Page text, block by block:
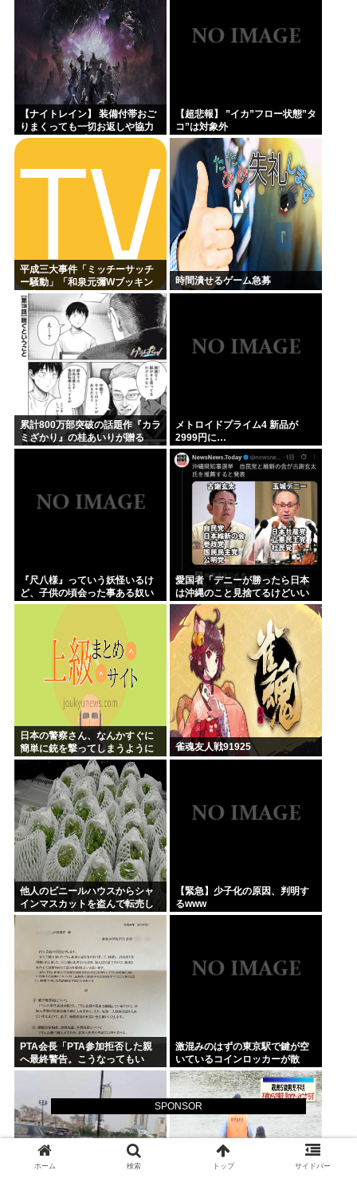
SPONSOR
【ナイトレイン】 装備付帯おご
りまくっても一切お返しや協力
する気がないプレイヤーいるけ
【超悲報】 ”イカ”フロー状態”タ
コ”は対象外
平成三大事件「ミッチーサッチ
ー騒動」「和泉元彌Wブッキン
グ事件」あとひとつは？
時間潰せるゲーム急募
累計800万部突破の話題作『カラ
ミざかり』の桂あいりが贈る
NTRラブコメ「グラぱら
メトロイドプライム4 新品が
2999円に…
『尺八様』っていう妖怪いるけ
ど、子供の頃会った事ある奴い
る？？
愛国者「デニーが勝ったら日本
は沖縄のこと見捨てるけどいい
の？」
日本の警察さん、なんかすぐに
簡単に銃を撃ってしまうように
なる…
雀魂友人戦91925
他人のビニールハウスからシャ
インマスカットを盗んで転売し
ていた無職逮捕！被害100万円ほ
【緊急】少子化の原因、判明す
るwww
PTA会長「PTA参加拒否した親
へ最終警告。こうなってもい
い？」
激混みのはずの東京駅で鍵が空
いているコインロッカーが散
見、「ラッキー」と思って中を
確認してみると……
ホーム 検索 トップ サイドバー